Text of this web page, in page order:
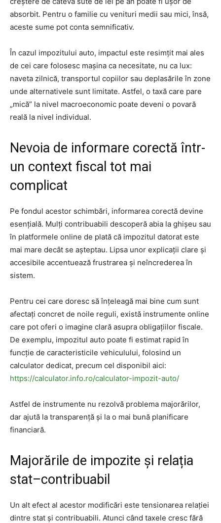
absorbit. Pentru o familie cu venituri medii sau mici, însă,
aceste sume pot conta semnificativ.
În cazul impozitului auto, impactul este resimțit mai ales
de cei care folosesc mașina ca necesitate, nu ca lux:
naveta zilnică, transportul copiilor sau deplasările în zone
unde alternativele sunt limitate. Astfel, o taxă care pare
„mică” la nivel macroeconomic poate deveni o povară
reală la nivel individual.
Nevoia de informare corectă într-
un context fiscal tot mai
complicat
Pe fondul acestor schimbări, informarea corectă devine
esențială. Mulți contribuabili descoperă abia la ghișeu sau
în platformele online de plată că impozitul datorat este
mai mare decât se așteptau. Lipsa unor explicații clare și
accesibile accentuează frustrarea și neîncrederea în
sistem.
Pentru cei care doresc să înțeleagă mai bine cum sunt
afectați concret de noile reguli, există instrumente online
care pot oferi o imagine clară asupra obligațiilor fiscale.
De exemplu, impozitul auto poate fi estimat rapid în
funcție de caracteristicile vehiculului, folosind un
calculator dedicat, precum cel disponibil aici:
https://calculator.info.ro/calculator-impozit-auto/
Astfel de instrumente nu rezolvă problema majorărilor,
dar ajută la transparență și la o mai bună planificare
financiară.
Majorările de impozite și relația
stat–contribuabil
Un alt efect al acestor modificări este tensionarea relației
dintre stat și contribuabili. Atunci când taxele cresc fără